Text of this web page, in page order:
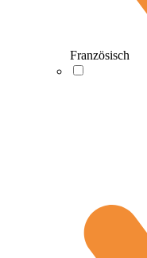
Französisch